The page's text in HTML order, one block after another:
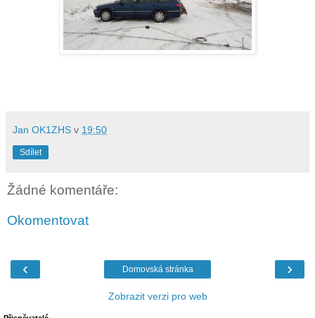
Jan OK1ZHS v 19:50
Sdílet
Žádné komentáře:
Okomentovat
‹ ›
Domovská stránka
Zobrazit verzi pro web